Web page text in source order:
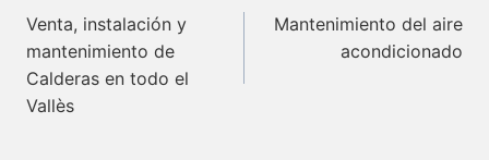
de
entradas
Venta, instalación y
mantenimiento de
Calderas en todo el
Vallès
Mantenimiento del aire
acondicionado